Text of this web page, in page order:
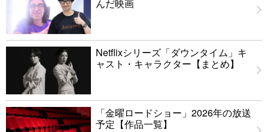
んだ映画
Netflixシリーズ「ダウンタイム」キ
ャスト・キャラクター【まとめ】
「金曜ロードショー」2026年の放送
予定【作品一覧】